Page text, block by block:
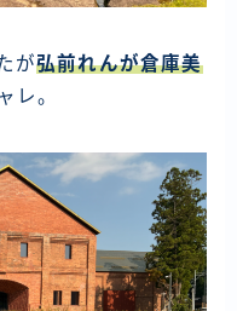
が弘前れんが倉庫美
レ。